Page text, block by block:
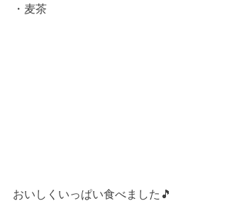
・麦茶
おいしくいっぱい食べました🎵